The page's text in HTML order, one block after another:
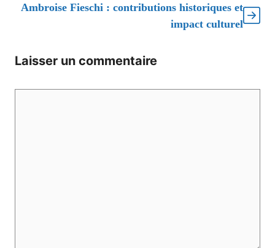
Ambroise Fieschi : contributions historiques et
impact culturel
Laisser un commentaire